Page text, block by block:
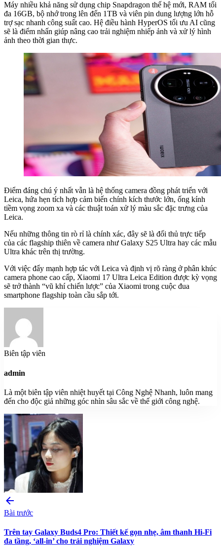
Máy nhiều khả năng sử dụng chip Snapdragon thế hệ mới, RAM tối
đa 16GB, bộ nhớ trong lên đến 1TB và viên pin dung lượng lớn hỗ
trợ sạc nhanh công suất cao. Hệ điều hành HyperOS tối ưu AI cũng
sẽ là điểm nhấn giúp nâng cao trải nghiệm nhiếp ảnh và xử lý hình
ảnh theo thời gian thực.
Điểm đáng chú ý nhất vẫn là hệ thống camera đồng phát triển với
Leica, hứa hẹn tích hợp cảm biến chính kích thước lớn, ống kính
tiềm vọng zoom xa và các thuật toán xử lý màu sắc đặc trưng của
Leica.
Nếu những thông tin rò rỉ là chính xác, đây sẽ là đối thủ trực tiếp
của các flagship thiên về camera như Galaxy S25 Ultra hay các mẫu
Ultra khác trên thị trường.
Với việc đẩy mạnh hợp tác với Leica và định vị rõ ràng ở phân khúc
camera phone cao cấp, Xiaomi 17 Ultra Leica Edition được kỳ vọng
sẽ trở thành “vũ khí chiến lược” của Xiaomi trong cuộc đua
smartphone flagship toàn cầu sắp tới.
Biên tập viên
admin
Là một biên tập viên nhiệt huyết tại Công Nghệ Nhanh, luôn mang
đến cho độc giả những góc nhìn sâu sắc về thế giới công nghệ.
arrow_back
Bài trước
Trên tay Galaxy Buds4 Pro: Thiết kế gọn nhẹ, âm thanh Hi-Fi
đa tầng, ‘all-in’ cho trải nghiệm Galaxy